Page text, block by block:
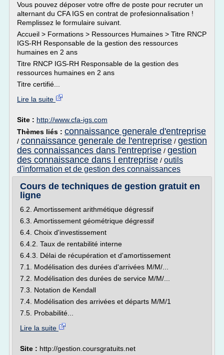
Vous pouvez déposer votre offre de poste pour recruter un
alternant du CFA IGS en contrat de profesionnalisation !
Remplissez le formulaire suivant.
Accueil > Formations > Ressources Humaines > Titre RNCP
IGS-RH Responsable de la gestion des ressources
humaines en 2 ans
Titre RNCP IGS-RH Responsable de la gestion des
ressources humaines en 2 ans
Titre certifié...
Lire la suite
Site : http://www.cfa-igs.com
Thèmes liés : connaissance generale d'entreprise
/ connaissance generale de l'entreprise / gestion
des connaissances dans l'entreprise / gestion
des connaissance dans l entreprise / outils
d'information et de gestion des connaissances
Cours de techniques de gestion gratuit en
ligne
6.2. Amortissement arithmétique dégressif
6.3. Amortissement géométrique dégressif
6.4. Choix d'investissement
6.4.2. Taux de rentabilité interne
6.4.3. Délai de récupération et d'amortissement
7.1. Modélisation des durées d'arrivées M/M/...
7.2. Modélisation des durées de service M/M/...
7.3. Notation de Kendall
7.4. Modélisation des arrivées et départs M/M/1
7.5. Probabilité...
Lire la suite
Site : http://gestion.coursgratuits.net